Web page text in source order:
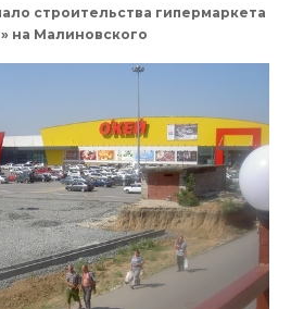
строительства гипермаркета
на Малиновского